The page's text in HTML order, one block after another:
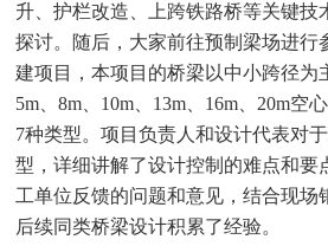
升、护栏改造、上跨铁路桥等关键技
探讨。随后，大家前往预制梁场进行
建项目，本项目的桥梁以中小跨径为
5m 、8m 10m 13m 16m 20m空
7种类型。项目负责人和设计代表对
型，详细讲解了设计控制的难点和要
工单位反馈的问题和意见，结合现场
后续同类桥梁设计积累了经验。